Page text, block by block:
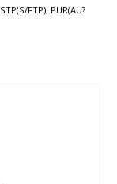
FTP), PUR(AU?